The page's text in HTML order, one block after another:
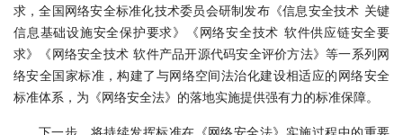
求，全国网络安全标准化技术委员会研制发布《信息安全技术 关键
信息基础设施安全保护要求》《网络安全技术 软件供应链安全要
求》《网络安全技术 软件产品开源代码安全评价方法》等一系列网
络安全国家标准，构建了与网络空间法治化建设相适应的网络安全
标准体系，为《网络安全法》的落地实施提供强有力的标准保障。
下一步，将持续发挥标准在《网络安全法》实施过程中的重要